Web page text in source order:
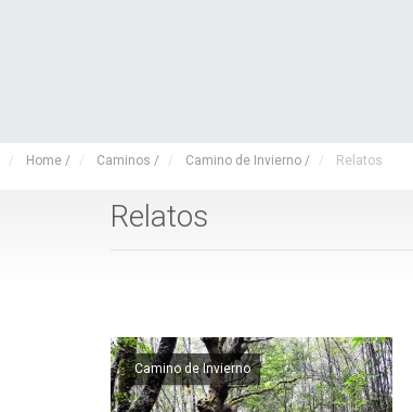
Home / Caminos / Camino de Invierno / Relatos
Relatos
Camino de Invierno